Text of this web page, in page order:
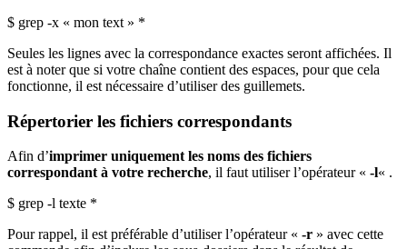
$ grep -x « mon text » *
Seules les lignes avec la correspondance exactes seront affichées. Il
est à noter que si votre chaîne contient des espaces, pour que cela
fonctionne, il est nécessaire d’utiliser des guillemets.
Répertorier les fichiers correspondants
Afin d’imprimer uniquement les noms des fichiers
correspondant à votre recherche, il faut utiliser l’opérateur « -l« .
$ grep -l texte *
Pour rappel, il est préférable d’utiliser l’opérateur « -r » avec cette